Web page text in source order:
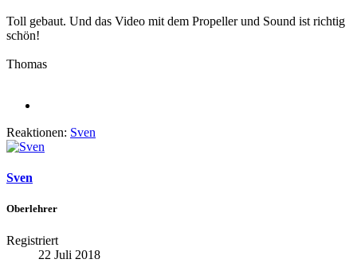
Toll gebaut. Und das Video mit dem Propeller und Sound ist richtig
schön!
Thomas
Reaktionen: Sven
Sven
Oberlehrer
Registriert
22 Juli 2018